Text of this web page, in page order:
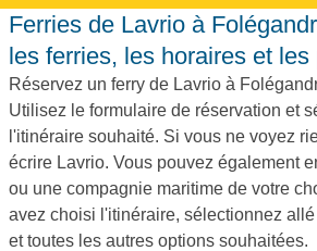
Ferries de Lavrio à Folégandros. Comparez
les ferries, les horaires et les
Réservez un ferry de Lavrio à
Utilisez le formulaire de réservation et
l'itinéraire souhaité. Si vous ne voyez
écrire Lavrio. Vous pouvez également
ou une compagnie maritime de votre
avez choisi l'itinéraire, sélectionnez
et toutes les autres options souhaitées.